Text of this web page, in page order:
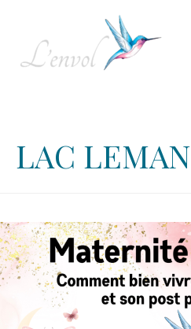
LAC LEMAN